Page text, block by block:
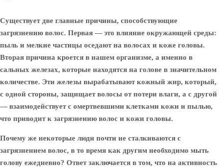
Существует две главные причины, способствующие
загрязнению волос. Первая — это влияние окружающей среды:
пыль и мелкие частицы оседают на волосах и коже головы.
Вторая причина кроется в нашем организме, а именно в
сальных железах, которые находятся на голове в значительном
количестве. Эти железы вырабатывают кожный жир, который,
с одной стороны, защищает волосы от потери влаги, а с другой
— взаимодействует с омертвевшими клетками кожи и пылью,
что приводит к загрязнению волос и кожи головы.
Почему же некоторые люди почти не сталкиваются с
загрязнением волос, в то время как другим необходимо мыть
голову ежедневно? Ответ заключается в том, что на активность